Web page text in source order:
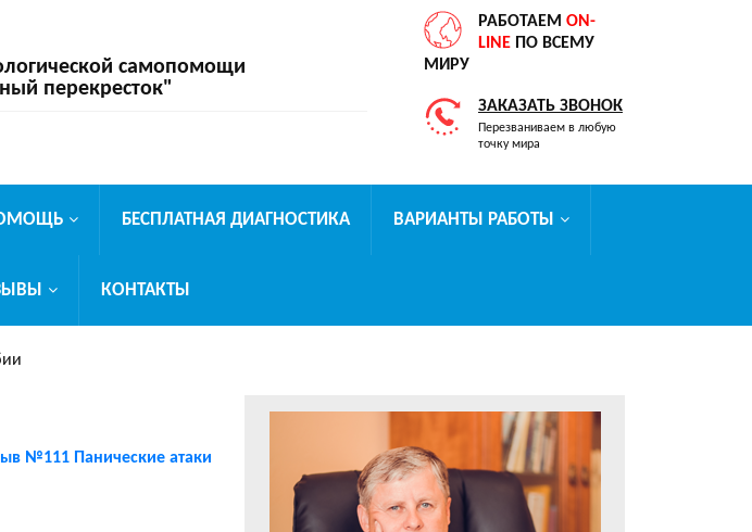
самопомощи
перекресток"
РАБОТАЕМ ON-
LINE ПО ВСЕМУ
МИРУ
ЗАКАЗАТЬ ЗВОНОК
Перезваниваем в любую
точку мира
БЕСПЛАТНАЯ ДИАГНОСТИКА ВАРИАНТЫ РАБОТЫ
КОНТАКТЫ
№111 Панические атаки